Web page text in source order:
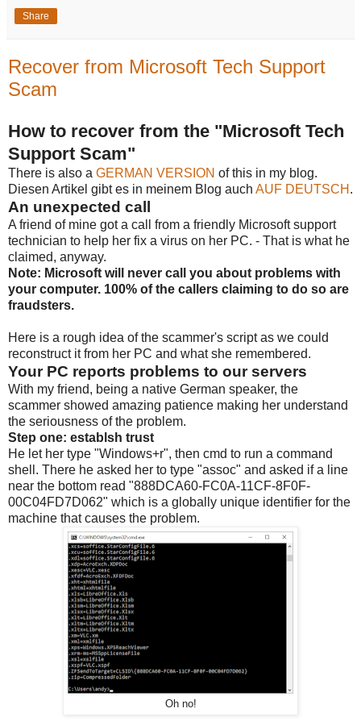
Share
Recover from Microsoft Tech Support
Scam
How to recover from the "Microsoft Tech
Support Scam"
There is also a GERMAN VERSION of this in my blog.
Diesen Artikel gibt es in meinem Blog auch AUF DEUTSCH .
An unexpected call
A friend of mine got a call from a friendly Microsoft support
technician to help her fix a virus on her PC. - That is what he
claimed, anyway.
Note: Microsoft will never call you about problems with
your computer. 100% of the callers claiming to do so are
fraudsters.
Here is a rough idea of the scammer's script as we could
reconstruct it from her PC and what she remembered.
Your PC reports problems to our servers
With my friend, being a native German speaker, the
scammer showed amazing patience making her understand
the seriousness of the problem.
Step one: establsh trust
He let her type "Windows+r", then cmd to run a command
shell. There he asked her to type "assoc" and asked if a line
near the bottom read "888DCA60-FC0A-11CF-8F0F-
00C04FD7D062" which is a globally unique identifier for the
machine that causes the problem.
Oh no!